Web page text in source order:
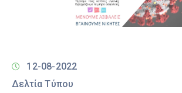
12-08-2022
Δελτία Τύπου